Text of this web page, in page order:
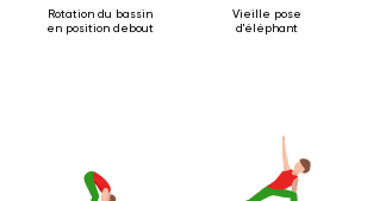
Rotation du bassin
en position debout
Vieille pose
d'éléphant